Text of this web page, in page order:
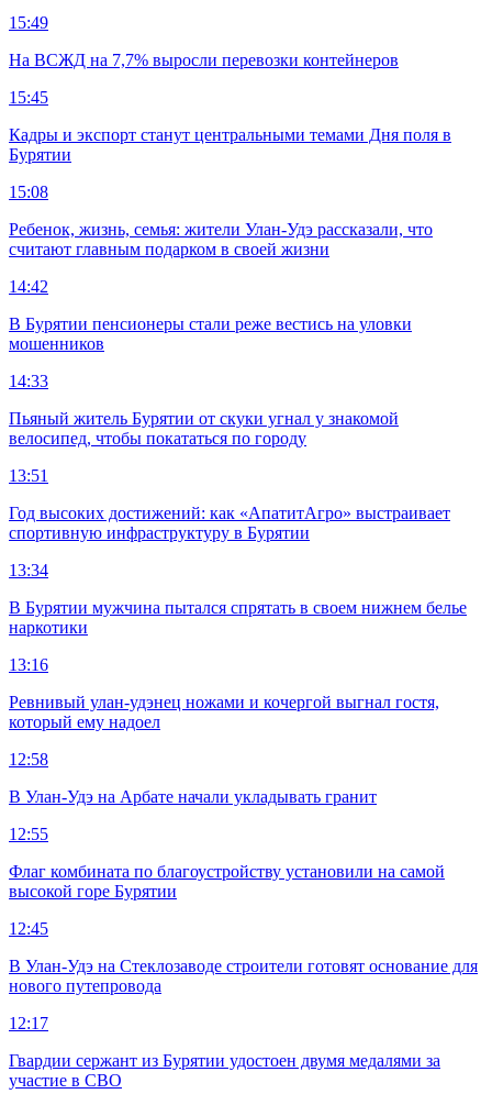
15:49
На ВСЖД на 7,7% выросли перевозки контейнеров
15:45
Кадры и экспорт станут центральными темами Дня поля в
Бурятии
15:08
Ребенок, жизнь, семья: жители Улан-Удэ рассказали, что
считают главным подарком в своей жизни
14:42
В Бурятии пенсионеры стали реже вестись на уловки
мошенников
14:33
Пьяный житель Бурятии от скуки угнал у знакомой
велосипед, чтобы покататься по городу
13:51
Год высоких достижений: как «АпатитАгро» выстраивает
спортивную инфраструктуру в Бурятии
13:34
В Бурятии мужчина пытался спрятать в своем нижнем белье
наркотики
13:16
Ревнивый улан-удэнец ножами и кочергой выгнал гостя,
который ему надоел
12:58
В Улан-Удэ на Арбате начали укладывать гранит
12:55
Флаг комбината по благоустройству установили на самой
высокой горе Бурятии
12:45
В Улан-Удэ на Стеклозаводе строители готовят основание для
нового путепровода
12:17
Гвардии сержант из Бурятии удостоен двумя медалями за
участие в СВО